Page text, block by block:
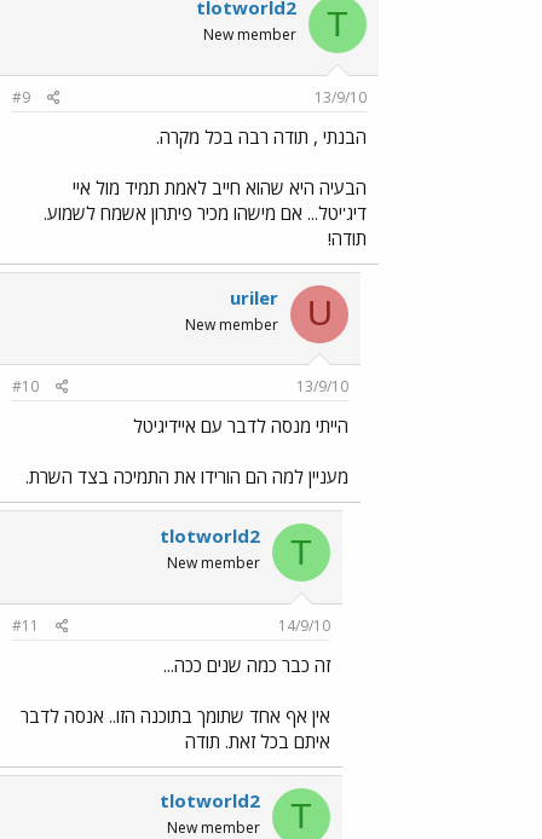
T
tlotworld2
New member
13/9/10
#9
הבנתי , תודה רבה בכל מקרה.
הבעיה היא שהוא חייב לאמת תמיד מול איי
דיג'יטל... אם מישהו מכיר פיתרון אשמח לשמוע.
תודה!
U
uriler
New member
13/9/10
#10
הייתי מנסה לדבר עם איידיגיטל
מעניין למה הם הורידו את התמיכה בצד השרת.
T
tlotworld2
New member
14/9/10
#11
זה כבר כמה שנים ככה...
אין אף אחד שתומך בתוכנה הזו.. אנסה לדבר
איתם בכל זאת. תודה
T
tlotworld2
New member